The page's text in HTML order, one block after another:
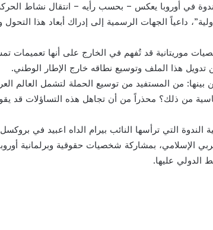
في أوروبا يعكس – بحسب رأيه – انتقال نشاط
داعياً الجهات الرسمية إلى إدراك أبعاد هذا
موريتانية قد تُفهم في الخارج على أنها تعميمات
تدويل هذا الملف وتوسيع نطاقه خارج الإطار الوطني.
من المستفيد من توسيع الحملة لتشمل العالم
من ذلك؟ محذراً من أن تجاهل هذه التساؤلات قد يقود
التي ترأسها النائب بيرام الداه اعبيد في
الإسلامي، بمشاركة شخصيات حقوقية وبرلمانية
الدولي عليها.